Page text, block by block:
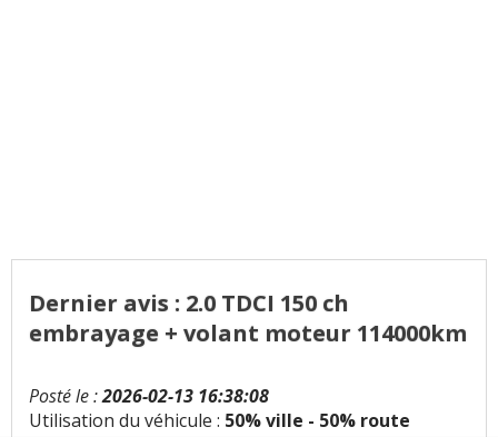
Dernier avis : 2.0 TDCI 150 ch
embrayage + volant moteur 114000km
Posté le :2026-02-13 16:38:08
Utilisation du véhicule : 50% ville - 50% route